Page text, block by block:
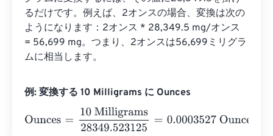
るだけです。例えば、2オンスの場合、変換は次の
ようになります：2オ​​ンス * 28,349.5 mg/オンス
= 56,699 mg。つまり、2オンスは56,699ミリグラ
ムに相当します。
例: 変換する 10 Milligrams に Ounces
Ounces
10 Milligrams28349.523125= 0.0003527